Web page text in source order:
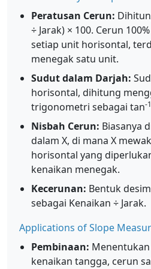
Peratusan Cerun:
÷ Jarak) × 100. Cerun
setiap unit horisontal,
menegak satu unit.
Sudut dalam Darjah:
horisontal, dihitung
trigonometri sebagai tan-1
Nisbah Cerun: Biasanya
dalam X, di mana X
horisontal yang
kenaikan menegak.
Kecerunan: Bentuk
sebagai Kenaikan ÷ Jarak.
Applications of Slope
Pembinaan:
kenaikan tangga, cerun